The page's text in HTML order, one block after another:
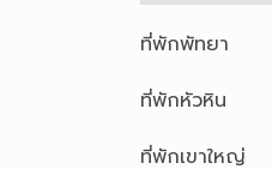
ที่พักพัทยา
ที่พักหัวหิน
ที่พักเขาใหญ่